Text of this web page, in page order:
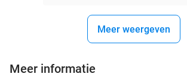
Meer weergeven
Meer informatie